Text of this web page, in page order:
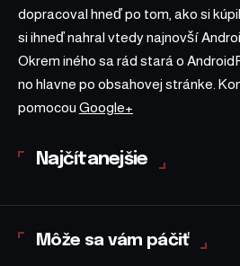
dopracoval hneď po tom, ako si
si ihneď nahral vtedy najnovší
Okrem iného sa rád stará o
no hlavne po obsahovej stránke.
pomocou Google+
Najčítanejšie
Môže sa vám páčiť